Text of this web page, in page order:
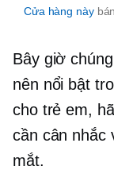
Cửa hàng này
Bây giờ
nên nổi bật
cho trẻ em,
cần cân nhắc
mắt.